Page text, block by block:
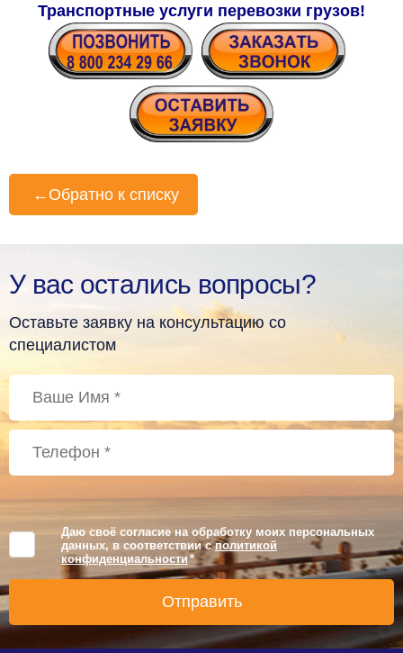
Транспортные услуги перевозки грузов!
← Обратно к списку
У вас остались вопросы?
Оставьте заявку на консультацию со
специалистом
Даю своё согласие на обработку моих персональных
данных, в соответствии сполитикой
конфиденциальности *